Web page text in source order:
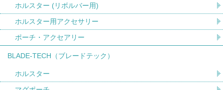
ホルスター (リボルバー用)
ホルスター用アクセサリー
ポーチ・アクセアリー
BLADE-TECH（ブレードテック）
ホルスター